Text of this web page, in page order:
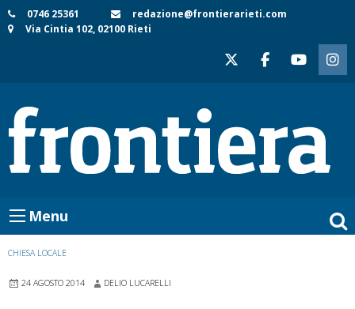
Skip
to
0746 25361
redazione@frontierarieti.com
Via Cintia 102, 02100 Rieti
Menu
CHIESA LOCALE
24 AGOSTO 2014 DELIO LUCARELLI